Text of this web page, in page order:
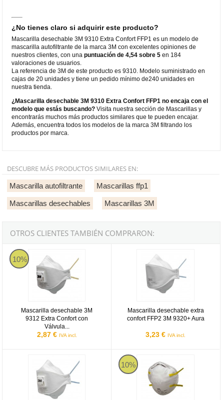
¿No tienes claro si adquirir este producto?
Mascarilla desechable 3M 9310 Extra Confort FFP1 es un modelo de
mascarilla autofiltrante de la marca 3M con excelentes opiniones de
nuestros clientes, con unapuntuación de 4,54 sobre 5 en 184
valoraciones de usuarios.
La referencia de 3M de este producto es 9310. Modelo suministrado en
cajas de 20 unidades y tiene un pedido mínimo de240 unidades en
nuestra tienda.
¿Mascarilla desechable 3M 9310 Extra Confort FFP1 no encaja con el
modelo que estás buscando? Visita nuestra sección de Mascarillas y
encontrarás muchos más productos similares que te pueden encajar.
Además, encuentra todos los modelos de la marca 3M filtrando los
productos por marca.
DESCUBRE MÁS PRODUCTOS SIMILARES EN:
Mascarilla autofiltrante Mascarillas ffp1
Mascarillas desechables Mascarillas 3M
OTROS CLIENTES TAMBIÉN COMPRARON:
10%
Mascarilla desechable 3M
9312 Extra Confort con
Válvula...
2,87 € IVA incl.
Mascarilla desechable 3M 9312 Extra Confort con Válvula FFP1
Mascarilla desechable extra
confort FFP2 3M 9320+ Aura
3,23 € IVA incl.
Mascarilla desechable 3M 9322+ Aura FFP2 con Válvula
10%
Mascarilla desechable 3M 8710